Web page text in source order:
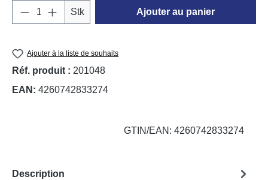
Quantité de produit : Entrez la quantité
Stk Ajouter au panier
Ajouter à la liste de souhaits
Réf. produit : 201048
EAN: 4260742833274
GTIN/EAN: 4260742833274
Description